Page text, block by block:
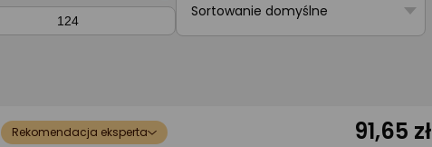
Sortowanie domyślne
Rekomendacja eksperta 91,65 zł